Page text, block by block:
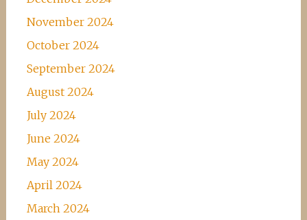
November 2024
October 2024
September 2024
August 2024
July 2024
June 2024
May 2024
April 2024
March 2024